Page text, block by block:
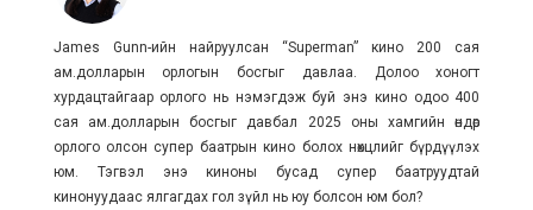
James Gunn-ийн найруулсан “Superman” кино 200 сая
ам.долларын орлогын босгыг давлаа. Долоо хоногт
хурдацтайгаар орлого нь нэмэгдэж буй энэ кино одоо 400
сая ам.долларын босгыг давбал 2025 оны хамгийн өндөр
орлого олсон супер баатрын кино болох нөхцлийг бүрдүүлэх
юм. Тэгвэл энэ киноны бусад супер баатруудтай
кинонуудаас ялгагдах гол зүйл нь юу болсон юм бол?